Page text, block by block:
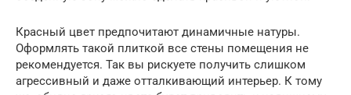
Красный цвет предпочитают динамичные натуры.
Оформлять такой плиткой все стены помещения не
рекомендуется. Так вы рискуете получить слишком
агрессивный и даже отталкивающий интерьер. К тому